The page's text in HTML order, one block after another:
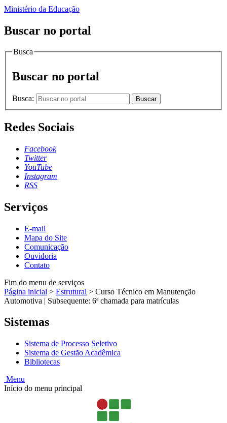
Ministério da Educação
Buscar no portal
Busca
Buscar no portal
Busca: Buscar
Redes Sociais
Facebook
Twitter
YouTube
Instagram
RSS
Serviços
E-mail
Mapa do Site
Comunicação
Ouvidoria
Contato
Fim do menu de serviços
Página inicial > Estrutural > Curso Técnico em Manutenção
Automotiva | Subsequente: 6ª chamada para matrículas
Sistemas
Sistema de Processo Seletivo
Sistema de Gestão Acadêmica
Bibliotecas
Menu
Início do menu principal